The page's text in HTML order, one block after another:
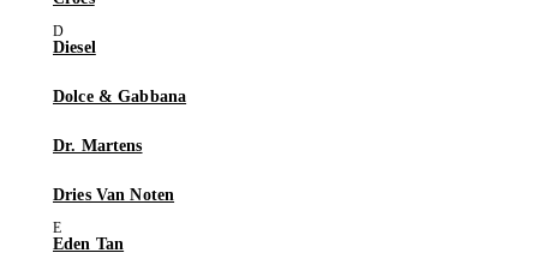
Diesel
Dolce & Gabbana
Dr. Martens
Dries Van Noten
Eden Tan